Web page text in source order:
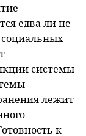
едва ли не
системы
лежит
к